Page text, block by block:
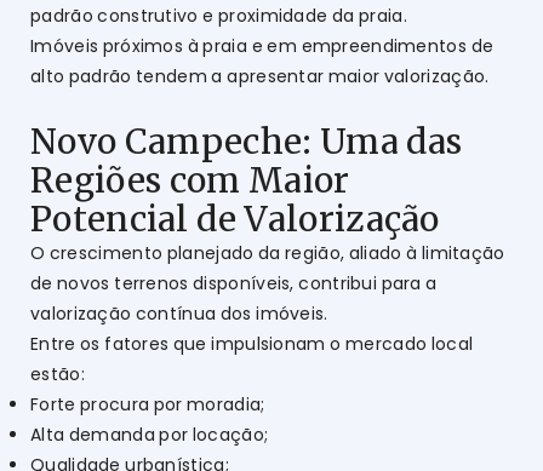
padrão construtivo e proximidade da praia.
Imóveis próximos à praia e em empreendimentos de
alto padrão tendem a apresentar maior valorização.
Novo Campeche: Uma das
Regiões com Maior
Potencial de Valorização
O crescimento planejado da região, aliado à limitação
de novos terrenos disponíveis, contribui para a
valorização contínua dos imóveis.
Entre os fatores que impulsionam o mercado local
estão:
Forte procura por moradia;
Alta demanda por locação;
Qualidade urbanística;